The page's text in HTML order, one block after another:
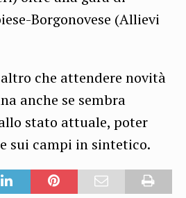
Borgonovese (Allievi
che attendere novità
anche se sembra
stato attuale, poter
sui campi in sintetico.